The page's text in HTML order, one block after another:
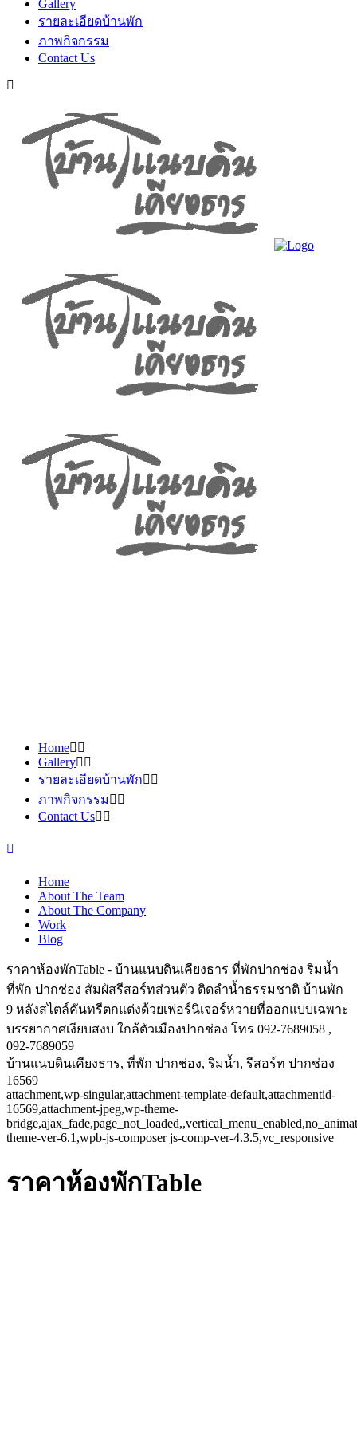
Gallery
รายละเอียดบ้านพัก
ภาพกิจกรรม
Contact Us
Home
Gallery
รายละเอียดบ้านพัก
ภาพกิจกรรม
Contact Us
Home
About The Team
About The Company
Work
Blog
ราคาห้องพักTable - บ้านแนบดินเคียงธาร ที่พักปากช่อง ริมน้ำ
ที่พัก ปากช่อง สัมผัสรีสอร์ทส่วนตัว ติดลำน้ำธรรมชาติ บ้านพัก
9 หลังสไตล์คันทรีตกแต่งด้วยเฟอร์นิเจอร์หวายที่ออกแบบเฉพาะ
บรรยากาศเงียบสงบ ใกล้ตัวเมืองปากช่อง โทร 092-7689058 ,
092-7689059
บ้านแนบดินเคียงธาร, ที่พัก ปากช่อง, ริมน้ำ, รีสอร์ท ปากช่อง
16569
attachment,wp-singular,attachment-template-default,attachmentid-
16569,attachment-jpeg,wp-theme-
theme-ver-6.1,wpb-js-composer js-comp-ver-4.3.5,vc_responsive
ราคาห้องพักTable